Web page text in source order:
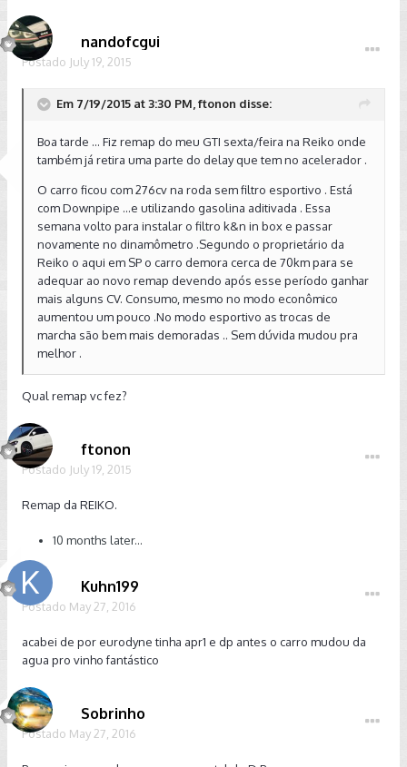
nandofcgui
Postado July 19, 2015
Em 7/19/2015 at 3:30 PM, ftonon disse:
Boa tarde ... Fiz remap do meu GTI sexta/feira na Reiko onde
também já retira uma parte do delay que tem no acelerador .
O carro ficou com 276cv na roda sem filtro esportivo . Está
com Downpipe ...e utilizando gasolina aditivada . Essa
semana volto para instalar o filtro k&n in box e passar
novamente no dinamômetro .Segundo o proprietário da
Reiko o aqui em SP o carro demora cerca de 70km para se
adequar ao novo remap devendo após esse período ganhar
mais alguns CV. Consumo, mesmo no modo econômico
aumentou um pouco .No modo esportivo as trocas de
marcha são bem mais demoradas .. Sem dúvida mudou pra
melhor .
Qual remap vc fez?
ftonon
Postado July 19, 2015
Remap da REIKO.
10 months later...
Kuhn199
Postado May 27, 2016
acabei de por eurodyne tinha apr1 e dp antes o carro mudou da
agua pro vinho fantástico
Sobrinho
Postado May 27, 2016